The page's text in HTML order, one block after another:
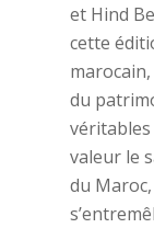
et Hind
cette
du
valeur le
du